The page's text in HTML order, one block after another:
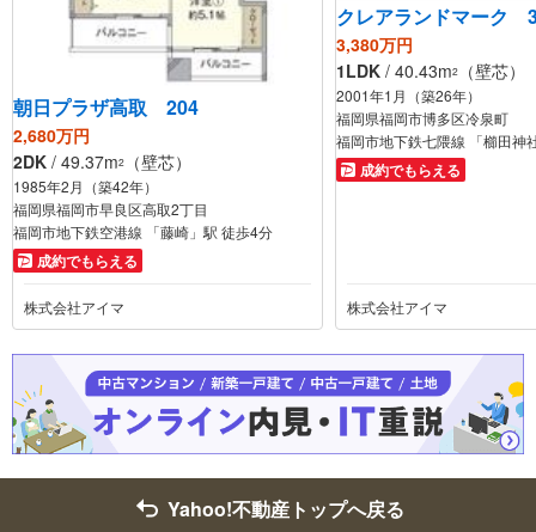
朝日プラザ高取 204
2,680万円
2DK / 49.37m2 （壁芯）
1985年2月（築42年）
福岡県福岡市早良区高取2丁目
福岡市地下鉄空港線 「藤崎」駅 徒歩4分
成約でもらえる
株式会社アイマ
クレアランドマーク
3,380万円
1LDK / 40.43m2 （壁芯）
2001年1月（築26年）
福岡県福岡市博多区冷泉町
福岡市地下鉄七隈線 「櫛田神
成約でもらえる
株式会社アイマ
Yahoo!不動産トップへ戻る